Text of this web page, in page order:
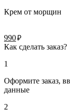
Крем от морщин
990руб.
Как сделать заказ?
1
Оформите заказ,
данные
2